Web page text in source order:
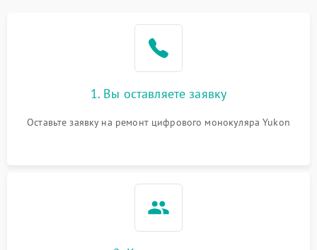
1. Вы оставляете заявку
Оставьте заявку на ремонт цифрового монокуляра Yukon